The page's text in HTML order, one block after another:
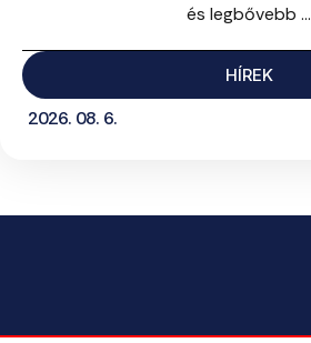
és legbővebb ...
HÍREK
2026. 08. 6.